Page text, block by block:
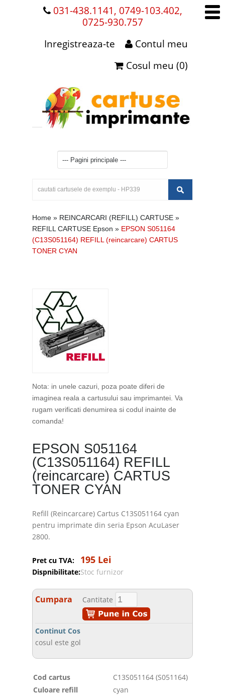
031-438.1141, 0749-103.402,
0725-930.757
Contul meu
Inregistreaza-te
Cosul meu (0)
Home » REINCARCARI (REFILL) CARTUSE »
REFILL CARTUSE Epson » EPSON S051164
(C13S051164) REFILL (reincarcare) CARTUS
TONER CYAN
Nota: in unele cazuri, poza poate diferi de
imaginea reala a cartusului sau imprimantei. Va
rugam verificati denumirea si codul inainte de
comanda!
EPSON S051164
(C13S051164) REFILL
(reincarcare) CARTUS
TONER CYAN
Refill (Reincarcare) Cartus C13S051164 cyan
pentru imprimate din seria Epson AcuLaser
2800.
Pret cu TVA: 195 Lei
Dispnibilitate:Stoc furnizor
Cumpara Cantitate
Continut Cos
cosul este gol
Cod cartus
C13S051164 (S051164)
Culoare refill
cyan